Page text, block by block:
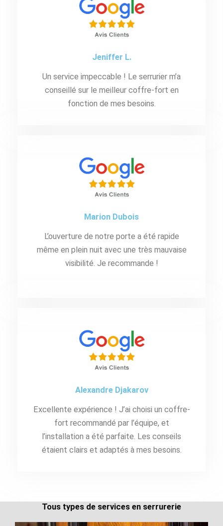
Jeniffer L.
Un service impeccable ! Le serrurier m’a
conseillé sur le meilleur coffre-fort en
fonction de mes besoins.
Marion Dubois
L’ouverture de notre porte a été rapide
même en plein nuit avec une très mauvaise
visibilité. Je recommande !
Alexandre Djakarov
Excellente expérience ! J’ai choisi un coffre-
fort recommandé par l’équipe, et
l’installation a été parfaite. Les conseils
étaient clairs et adaptés à mes besoins.
Tous types de services en serrurerie